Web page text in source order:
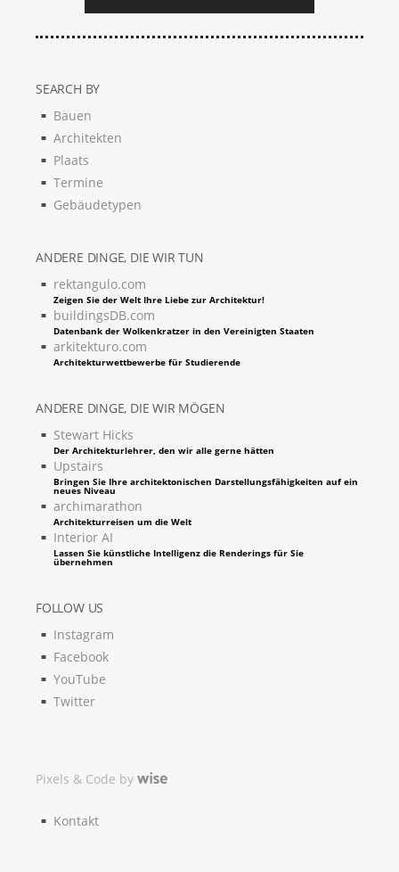
SEARCH BY
Bauen
Architekten
Plaats
Termine
Gebäudetypen
ANDERE DINGE, DIE WIR TUN
rektangulo.com
Zeigen Sie der Welt Ihre Liebe zur Architektur!
buildingsDB.com
Datenbank der Wolkenkratzer in den Vereinigten Staaten
arkitekturo.com
Architekturwettbewerbe für Studierende
ANDERE DINGE, DIE WIR MÖGEN
Stewart Hicks
Der Architekturlehrer, den wir alle gerne hätten
Upstairs
Bringen Sie Ihre architektonischen Darstellungsfähigkeiten auf ein
neues Niveau
archimarathon
Architekturreisen um die Welt
Interior AI
Lassen Sie künstliche Intelligenz die Renderings für Sie
übernehmen
FOLLOW US
Instagram
Facebook
YouTube
Twitter
Pixels & Code by
Kontakt